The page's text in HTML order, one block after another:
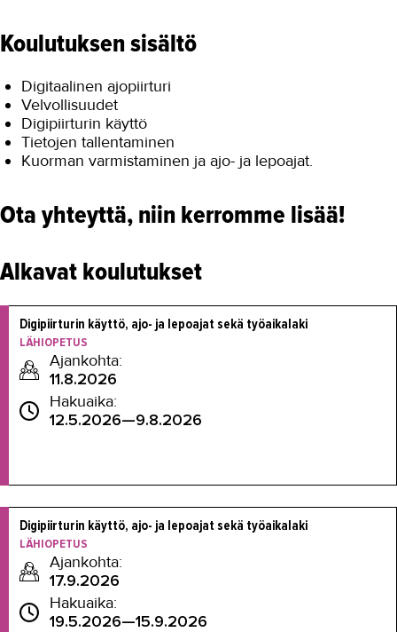
Koulutuksen sisältö
Digitaalinen ajopiirturi
Velvollisuudet
Digipiirturin käyttö
Tietojen tallentaminen
Kuorman varmistaminen ja ajo- ja lepoajat.
Ota yhteyttä, niin kerromme lisää!
Alkavat koulutukset
Digipiirturin käyttö, ajo- ja lepoajat sekä työaikalaki
LÄHIOPETUS
Ajankohta:
11.8.2026
Hakuaika:
12.5.2026—9.8.2026
Digipiirturin käyttö, ajo- ja lepoajat sekä työaikalaki
LÄHIOPETUS
Ajankohta:
17.9.2026
Hakuaika:
19.5.2026—15.9.2026